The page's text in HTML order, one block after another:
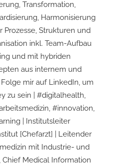
Transformation,
Harmonisierung
Prozesse, Strukturen und
inkl. Team-Aufbau
und mit hybriden
aus internem und
mir auf LinkedIn, um
zu sein | #digitalhealth,
#innovation,
| Institutsleiter
[Chefarzt] | Leitender
mit Industrie- und
Medical Information